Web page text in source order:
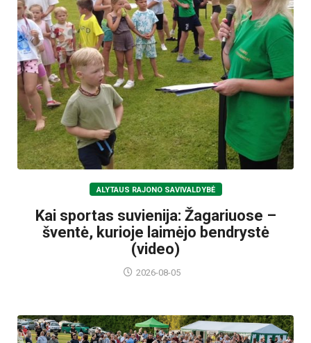
ALYTAUS RAJONO SAVIVALDYBĖ
Kai sportas suvienija: Žagariuose –
šventė, kurioje laimėjo bendrystė
(video)
2026-08-05